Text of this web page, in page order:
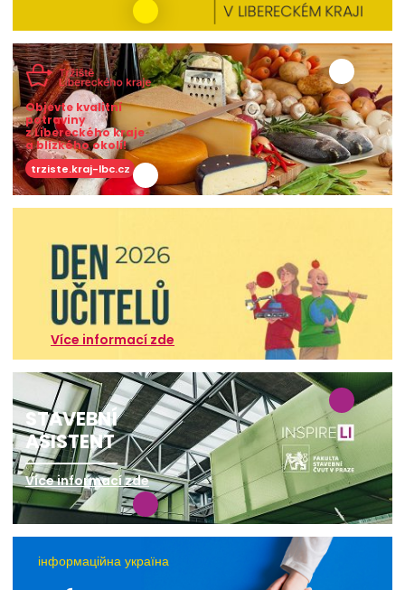
Objevte kvalitní
potraviny
z Libereckého kraje
a blízkého okolí!
trziste.kraj-lbc.cz
Více informací zde
STAVEBNÍ
ASISTENT
Více informací zde
інформаційна україна